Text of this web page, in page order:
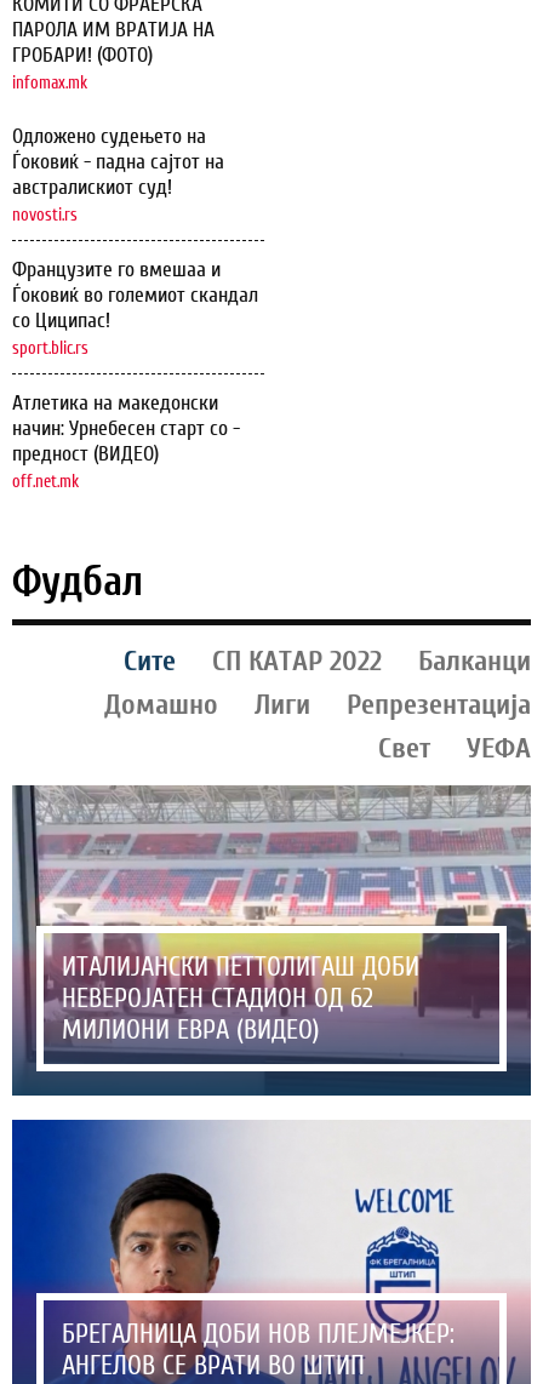
ПАРОЛА ИМ ВРАТИЈА НА
ГРОБАРИ! (ФОТО)
infomax.mk
Одложено судењето на
Ѓоковиќ - падна сајтот на
австралискиот суд!
novosti.rs
Французите го вмешаа и
Ѓоковиќ во големиот скандал
со Циципас!
sport.blic.rs
Атлетика на македонски
начин: Урнебесен старт со -
предност (ВИДЕО)
off.net.mk
Фудбал
Сите СП КАТАР 2022
Балканци
Домашно
Лиги
Репрезентација
Свет
УЕФА
ИТАЛИЈАНСКИ ПЕТТОЛИГАШ ДОБИ
НЕВЕРОЈАТЕН СТАДИОН ОД 62
МИЛИОНИ ЕВРА (ВИДЕО)
БРЕГАЛНИЦА ДОБИ НОВ ПЛЕЈМЕЈКЕР:
АНГЕЛОВ СЕ ВРАТИ ВО ШТИП